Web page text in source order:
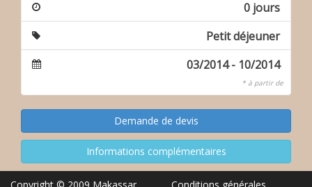
0 jours
Petit déjeuner
03/2014 - 10/2014
* à partir de